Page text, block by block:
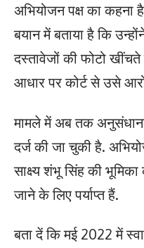
अभियोजन पक्ष का कहना
बयान में बताया है कि
दस्तावेजों की फोटो
आधार पर कोर्ट से उसे
मामले में अब तक
दर्ज की जा चुकी है.
साक्ष्य शंभू सिंह की
जाने के लिए पर्याप्त हैं.
बता दें कि मई 2022 में